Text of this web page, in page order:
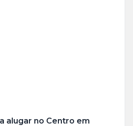
alugar no Centro em